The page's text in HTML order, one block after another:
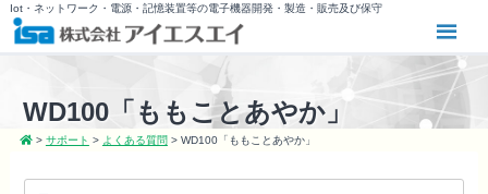
Iot・ネットワーク・電源・記憶装置等の電子機器開発・製造・販売及び保守
WD100「ももことあやか」
> サポート > よくある質問 > WD100「ももことあやか」